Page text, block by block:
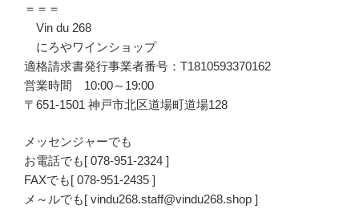
＝＝＝
Vin du 268
にろやワインショップ
適格請求書発行事業者番号：T1810593370162
営業時間 10:00～19:00
〒651-1501 神戸市北区道場町道場128
メッセンジャーでも
お電話でも[ 078-951-2324 ]
FAXでも[ 078-951-2435 ]
メ～ルでも[ vindu268.staff@vindu268.shop ]